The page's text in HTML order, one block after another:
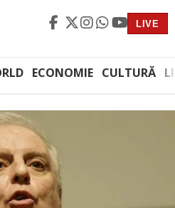
LIVE
ECONOMIE CULTURĂ